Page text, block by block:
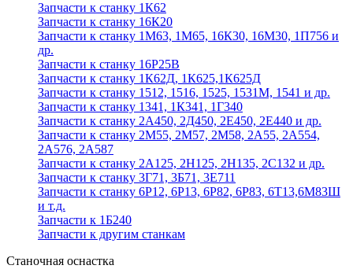
Запчасти к станку 1К62
Запчасти к станку 16К20
Запчасти к станку 1М63, 1М65, 16К30, 16М30, 1П756 и
др.
Запчасти к станку 16Р25В
Запчасти к станку 1К62Д, 1К625,1К625Д
Запчасти к станку 1512, 1516, 1525, 1531М, 1541 и др.
Запчасти к станку 1341, 1К341, 1Г340
Запчасти к станку 2А450, 2Д450, 2Е450, 2Е440 и др.
Запчасти к станку 2М55, 2М57, 2М58, 2А55, 2А554,
2А576, 2А587
Запчасти к станку 2А125, 2Н125, 2Н135, 2С132 и др.
Запчасти к станку 3Г71, 3Б71, 3Е711
Запчасти к станку 6Р12, 6Р13, 6Р82, 6Р83, 6Т13,6М83Ш
и т.д.
Запчасти к 1Б240
Запчасти к другим станкам
Станочная оснастка